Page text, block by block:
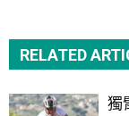
RELATED
獨